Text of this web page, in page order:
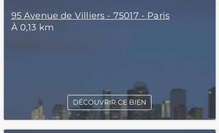
95 Avenue de Villiers - 75017 - Paris
À 0,13 km
DÉCOUVRIR CE BIEN